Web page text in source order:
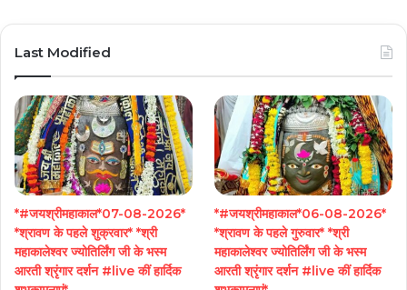
Last Modified
*#जयश्रीमहाकाल*07-08-2026*
*श्रावण के पहले शुक्रवार* *श्री
महाकालेश्वर ज्योतिर्लिंग जी के भस्म
आरती श्रृंगार दर्शन #live कीं हार्दिक
*#जयश्रीमहाकाल*06-08-2026*
*श्रावण के पहले गुरुवार* *श्री
महाकालेश्वर ज्योतिर्लिंग जी के भस्म
आरती श्रृंगार दर्शन #live कीं हार्दिक